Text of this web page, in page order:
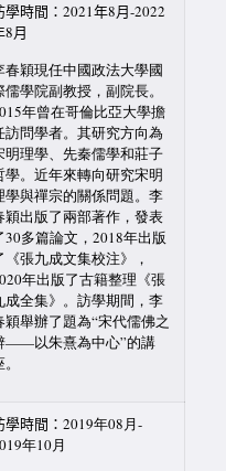
學時間：2021年8月-2022
8月
春穎現任中國政法大學國
儒學院副教授，副院長。
年曾在哥倫比亞大學擔
訪問學者。其研究方向為
明理學、先秦儒學和莊子
學。近年來轉向研究宋明
學與禪宗的關係問題。李
穎出版了兩部著作，發表
30多篇論文，2018年出版
《張九成文集校注》，
年出版了古籍整理《張
成全集》。訪學期間，李
穎舉辦了題為“宋代儒佛之
——以朱熹為中心”的講
學時間： 2019年08月-
年10月